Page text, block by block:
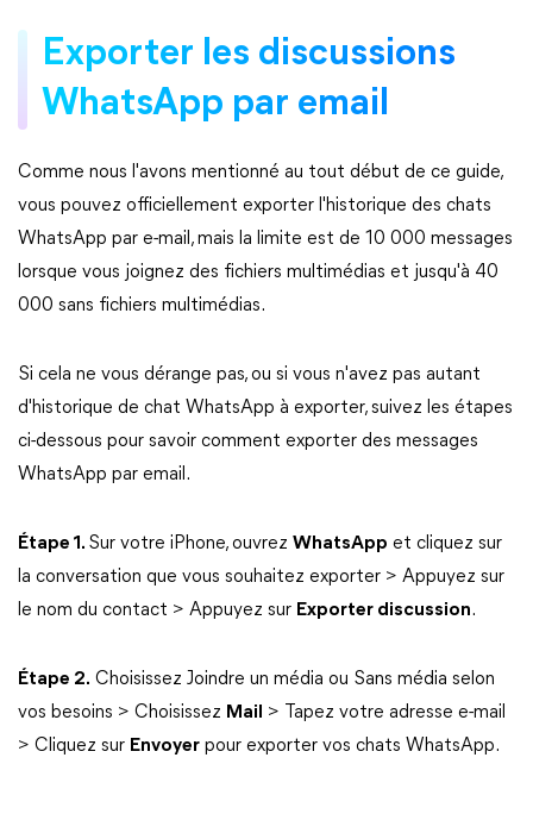
Exporter les discussions
WhatsApp par email
Comme nous l'avons mentionné au tout début de ce guide,
vous pouvez officiellement exporter l'historique des chats
WhatsApp par e-mail, mais la limite est de 10 000 messages
lorsque vous joignez des fichiers multimédias et jusqu'à 40
000 sans fichiers multimédias.
Si cela ne vous dérange pas, ou si vous n'avez pas autant
d'historique de chat WhatsApp à exporter, suivez les étapes
ci-dessous pour savoir comment exporter des messages
WhatsApp par email.
Étape 1. Sur votre iPhone, ouvrez WhatsApp et cliquez sur
la conversation que vous souhaitez exporter > Appuyez sur
le nom du contact > Appuyez sur Exporter discussion.
Étape 2. Choisissez Joindre un média ou Sans média selon
vos besoins > Choisissez Mail
> Tapez votre adresse e-mail
> Cliquez sur Envoyer pour exporter vos chats WhatsApp.